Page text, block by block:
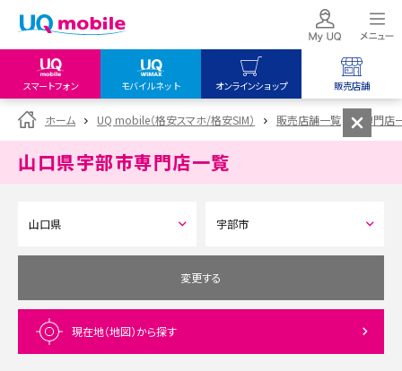
スマートフォン モバイルネット オンラインショップ 販売店舗
my UQ WiMAX
UQ WiMAX ご契約の方
My UQ mobile
データチャージサイト
UQ mobile
オンラインショップ
UQ WiMAX
UQ mobile
販売店舗
UQ WiMAX
ホーム UQ mobile（格安スマホ/格安SIM） 販売店舗一覧 専門店
山口県宇部市専門店一覧
変更する
現在地（地図）から探す